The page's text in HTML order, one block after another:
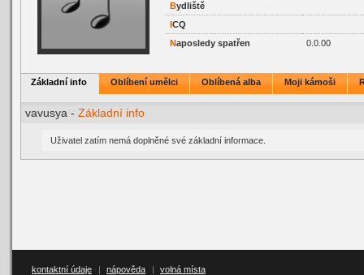
Bydliště
ICQ
Naposledy spatřen 0.0.00
Základní info Oblíbení umělci Oblíbená alba Moji kámoši
vavusya - Základní info
Uživatel zatím nemá doplněné své základní informace.
kontaktní údaje | nápověda | volná místa